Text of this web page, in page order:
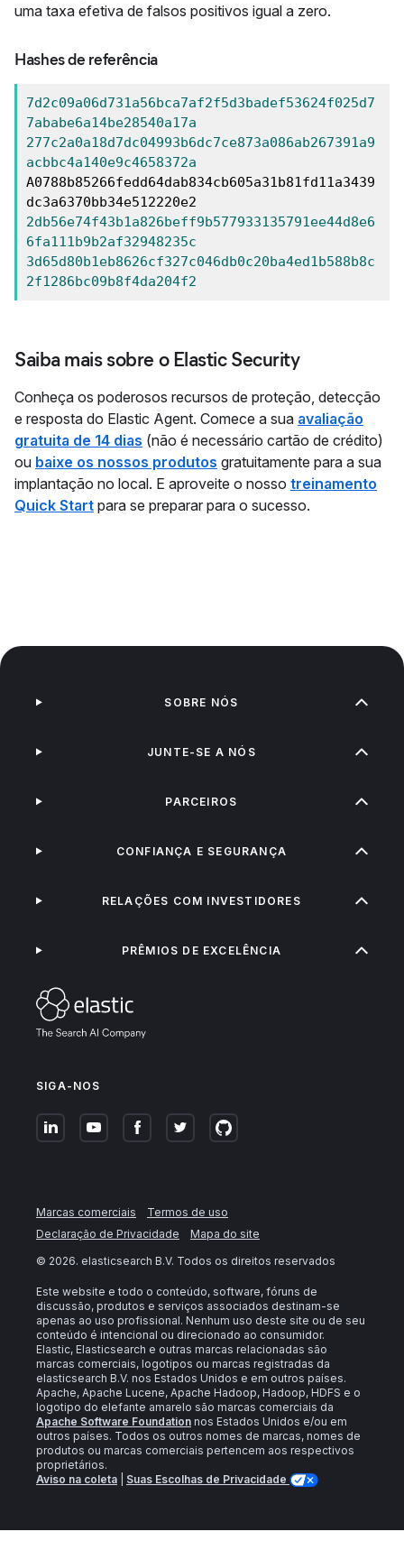
uma taxa efetiva de falsos positivos igual a zero.
Hashes de referência
7d2c09a06d731a56bca7af2f5d3badef53624f025d7
7ababe6a14be28540a17a
277c2a0a18d7dc04993b6dc7ce873a086ab267391a9
acbbc4a140e9c4658372a
A0788b85266fedd64dab834cb605a31b81fd11a3439
2db56e74f43b1a826beff9b577933135791ee44d8e6
6fa111b9b2af32948235c
3d65d80b1eb8626cf327c046db0c20ba4ed1b588b8c
2f1286bc09b8f4da204f2
Saiba mais sobre o Elastic Security
Conheça os poderosos recursos de proteção, detecção
e resposta do Elastic Agent. Comece a sua avaliação
gratuita de 14 dias (não é necessário cartão de crédito)
ou baixe os nossos produtos gratuitamente para a sua
implantação no local. E aproveite o nosso treinamento
Quick Start para se preparar para o sucesso.
SIGA-NOS
SOBRE NÓS
JUNTE-SE A NÓS
PARCEIROS
CONFIANÇA E SEGURANÇA
RELAÇÕES COM INVESTIDORES
PRÊMIOS DE EXCELÊNCIA
Marcas comerciais
Termos de uso
Declaração de Privacidade
Mapa do site
© 2026. elasticsearch B.V. Todos os direitos reservados
Este website e todo o conteúdo, software, fóruns de
discussão, produtos e serviços associados destinam-se
apenas ao uso profissional. Nenhum uso deste site ou de seu
conteúdo é intencional ou direcionado ao consumidor.
Elastic, Elasticsearch e outras marcas relacionadas são
marcas comerciais, logotipos ou marcas registradas da
elasticsearch B.V. nos Estados Unidos e em outros países.
Apache, Apache Lucene, Apache Hadoop, Hadoop, HDFS e o
logotipo do elefante amarelo são marcas comerciais da
Apache Software Foundation nos Estados Unidos e/ou em
outros países. Todos os outros nomes de marcas, nomes de
produtos ou marcas comerciais pertencem aos respectivos
proprietários.
Aviso na coleta
Suas Escolhas de Privacidade